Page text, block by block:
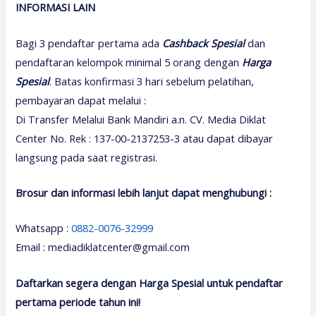
INFORMASI LAIN
Bagi 3 pendaftar pertama ada Cashback Spesialdan
pendaftaran kelompok minimal 5 orang dengan Harga
Spesial. Batas konfirmasi 3 hari sebelum pelatihan,
pembayaran dapat melalui :
Di Transfer Melalui Bank Mandiri a.n. CV. Media Diklat
Center No. Rek : 137-00-2137253-3 atau dapat dibayar
langsung pada saat registrasi.
Brosur dan informasi lebih lanjut dapat menghubungi :
Whatsapp :0882-0076-32999
Email : mediadiklatcenter@gmail.com
Daftarkan segera dengan Harga Spesial untuk pendaftar
pertama periode tahun ini!